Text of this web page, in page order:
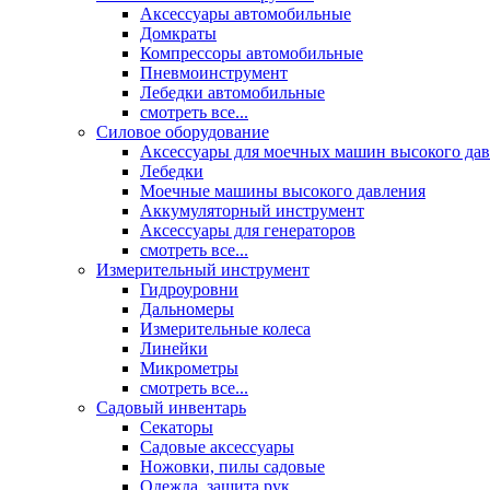
Аксессуары автомобильные
Домкраты
Компрессоры автомобильные
Пневмоинструмент
Лебедки автомобильные
смотреть все...
Силовое оборудование
Аксессуары для моечных машин высокого
Лебедки
Моечные машины высокого давления
Аккумуляторный инструмент
Аксессуары для генераторов
смотреть все...
Измерительный инструмент
Гидроуровни
Дальномеры
Измерительные колеса
Линейки
Микрометры
смотреть все...
Садовый инвентарь
Секаторы
Садовые аксессуары
Ножовки, пилы садовые
Одежда, защита рук